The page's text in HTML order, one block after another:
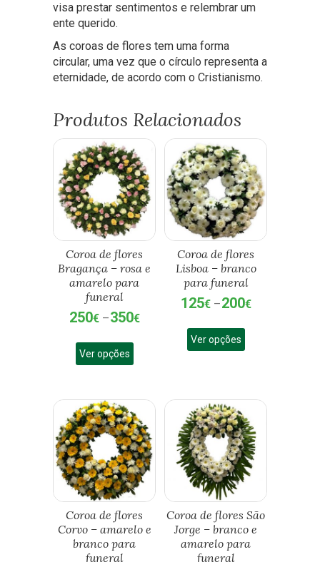
visa prestar sentimentos e relembrar um
ente querido.
As coroas de flores tem uma forma
circular, uma vez que o círculo representa a
eternidade, de acordo com o Cristianismo.
Produtos Relacionados
Coroa de flores
Bragança – rosa e
amarelo para
funeral
250€ –350€Price
Ver opções
This
variants.
The
options
may
be
chosen
on
the
product
page
Coroa de flores
Lisboa – branco
para funeral
125€ –200€Price
Ver opções
This
The
options
may
be
chosen
on
product
page
Coroa de flores
Corvo – amarelo e
branco para
funeral
Coroa de flores São
Jorge – branco e
amarelo para
funeral